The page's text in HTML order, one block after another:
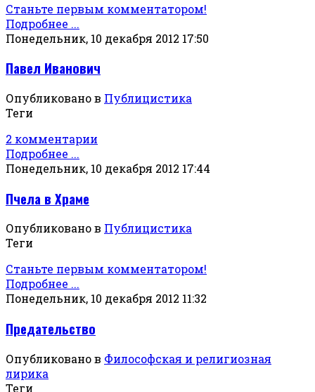
Станьте первым комментатором!
Подробнее ...
Понедельник, 10 декабря 2012 17:50
Павел Иванович
Опубликовано в Публицистика
Теги
2 комментарии
Подробнее ...
Понедельник, 10 декабря 2012 17:44
Пчела в Храме
Опубликовано в Публицистика
Теги
Станьте первым комментатором!
Подробнее ...
Понедельник, 10 декабря 2012 11:32
Предательство
Опубликовано в Философская и религиозная
лирика
Теги